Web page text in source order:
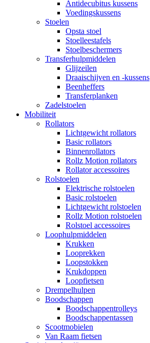
Antidecubitus kussens
Voedingskussens
Stoelen
Opsta stoel
Stoelleestafels
Stoelbeschermers
Transferhulpmiddelen
Glijzeilen
Draaischijven en -kussens
Beenheffers
Transferplanken
Zadelstoelen
Mobiliteit
Rollators
Lichtgewicht rollators
Basic rollators
Binnenrollators
Rollz Motion rollators
Rollator accessoires
Rolstoelen
Elektrische rolstoelen
Basic rolstoelen
Lichtgewicht rolstoelen
Rollz Motion rolstoelen
Rolstoel accessoires
Loophulpmiddelen
Krukken
Looprekken
Loopstokken
Krukdoppen
Loopfietsen
Drempelhulpen
Boodschappen
Boodschappentrolleys
Boodschappentassen
Scootmobielen
Van Raam fietsen